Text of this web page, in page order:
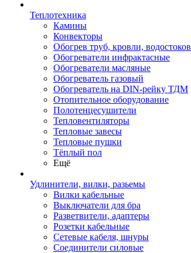
Теплотехника
Камины
Конвекторы
Обогрев труб, кровли, водостоков
Обогреватели инфрактасные
Обогреватели масляные
Обогреватель газовый
Обогреватель на DIN-рейку ТДМ
Отопительное оборудование
Полотенцесушители
Тепловентиляторы
Тепловые завесы
Тепловые пушки
Тёплый пол
Ещё
Удлинители, вилки, разьемы
Вилки кабельные
Выключатели для бра
Разветвители, адаптеры
Розетки кабельные
Сетевые кабеля, шнуры
Соединители силовые